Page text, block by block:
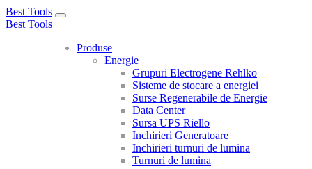
Best Tools
Toggle
Best Tools
Produse
Energie
Grupuri Electrogene Rehlko
Sisteme de stocare a energiei
Surse Regenerabile de Energie
Data Center
Sursa UPS Riello
Inchirieri Generatoare
Inchirieri turnuri de lumina
Turnuri de lumina